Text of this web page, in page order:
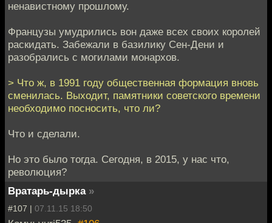
ненавистному прошлому.
Французы умудрились вон даже всех своих королей
раскидать. Забежали в базилику Сен-Дени и
разобрались с могилами монархов.
> Что ж, в 1991 году общественная формация вновь
сменилась. Выходит, памятники советского времени
необходимо посносить, что ли?
Что и сделали.
Но это было тогда. Сегодня, в 2015, у нас что,
революция?
Вратарь-дырка »
#107 | 07.11.15 18:50